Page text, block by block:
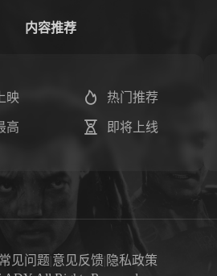
内容推荐
映 热门推荐
高 即将上线
常见问题|意见反馈| 隐私政策